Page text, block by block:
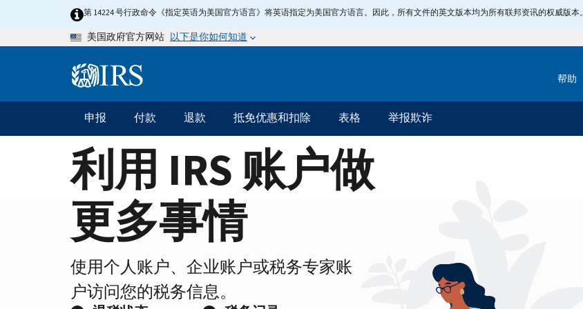
Page
第 14224 号行政命令《指定英语为美国官方语言》将英语指定为美国官方语言。因此，所有文件的英文版本均为所有联邦资讯的权威版本。
美国政府官方网站 以下是你如何知道
Information 帮助
主
要
导
航
申报 付款 退款 抵免优惠和扣除 表格 举报欺诈
利用 IRS 账户做
更多事情
使用个人账户、企业账户或税务专家账
户访问您的税务信息。